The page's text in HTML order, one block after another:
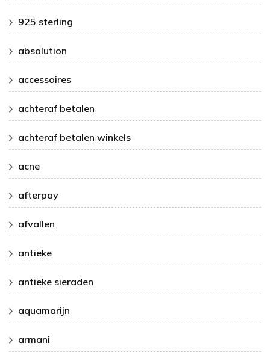
925 sterling
absolution
accessoires
achteraf betalen
achteraf betalen winkels
acne
afterpay
afvallen
antieke
antieke sieraden
aquamarijn
armani